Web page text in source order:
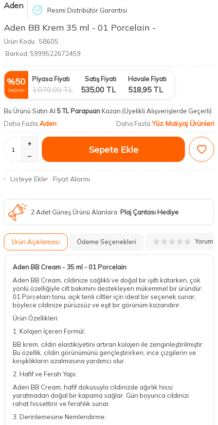
Aden Resmi Distribütör Garantisi
Aden BB Krem 35 ml - 01 Porcelain -
Ürün Kodu: 58605
Barkod: 5999522672459
%50
İndirim
Piyasa Fiyatı
1.070,00TL
Satış Fiyatı
535,00 TL
Havale Fiyatı
518,95TL
Bu Ürünü Satın Al 5 TL ParapuanKazan (Üyelikli Alışverişlerde Geçerli)
Daha Fazla Aden Daha Fazla Yüz Makyaj Ürünleri
Sepete Ekle
Listeye Ekle Fiyat Alarmı
2 Adet Güneş Ürünü Alanlara Plaj Çantası Hediye
Ürün Açıklaması Ödeme Seçenekleri Yorum
Aden BB Cream - 35 ml - 01 Porcelain
Aden BB Cream, cildinize sağlıklı ve doğal bir ışıltı katarken, çok
yönlü özelliğiyle cilt bakımını destekleyen mükemmel bir üründür.
01 Porcelain tonu, açık tenli ciltler için ideal bir seçenek sunar,
böylece cildinize pürüzsüz ve eşit bir görünüm kazandırır.
Ürün Özellikleri:
1. Kolajen İçeren Formül:
BB krem, cildin elastikiyetini artıran kolajen ile zenginleştirilmiştir.
Bu özellik, cildin görünümünü gençleştirirken, ince çizgilerin ve
kırışıklıkların azalmasına yardımcı olur.
2. Hafif ve Ferah Yapı:
Aden BB Cream, hafif dokusuyla cildinizde ağırlık hissi
yaratmadan doğal bir kapama sağlar. Gün boyunca cildinizi
rahat hissettirir ve ferahlık sunar.
3. Derinlemesine Nemlendirme: